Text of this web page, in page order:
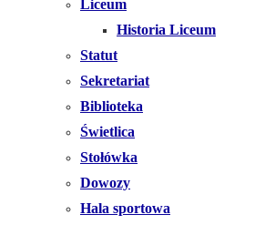
Liceum
Historia Liceum
Statut
Sekretariat
Biblioteka
Świetlica
Stołówka
Dowozy
Hala sportowa